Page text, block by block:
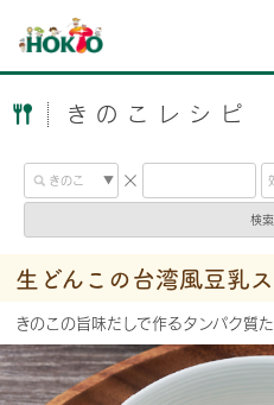
きのこレシピ
検索
生どんこの台湾風豆乳
きのこの旨味だしで作るタンパク質